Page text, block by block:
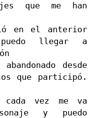
que me han
en el anterior
llegar a
desde
que participó.
vez me va
y puedo